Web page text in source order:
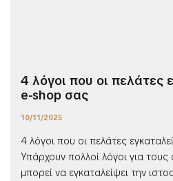
4 λόγοι που οι πελάτες
e-shop σας
10/11/2025
4 λόγοι που οι πελάτες
Υπάρχουν πολλοί λόγοι για
μπορεί να εγκαταλείψει την